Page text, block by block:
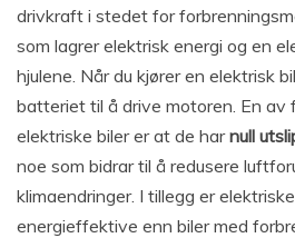
drivkraft i stedet for
som lagrer elektrisk energi og en
hjulene. Når du kjører en elektrisk
batteriet til å drive motoren. En av
elektriske biler er at de harnull
noe som bidrar til å redusere
klimaendringer. I tillegg er
energieffektive enn biler med